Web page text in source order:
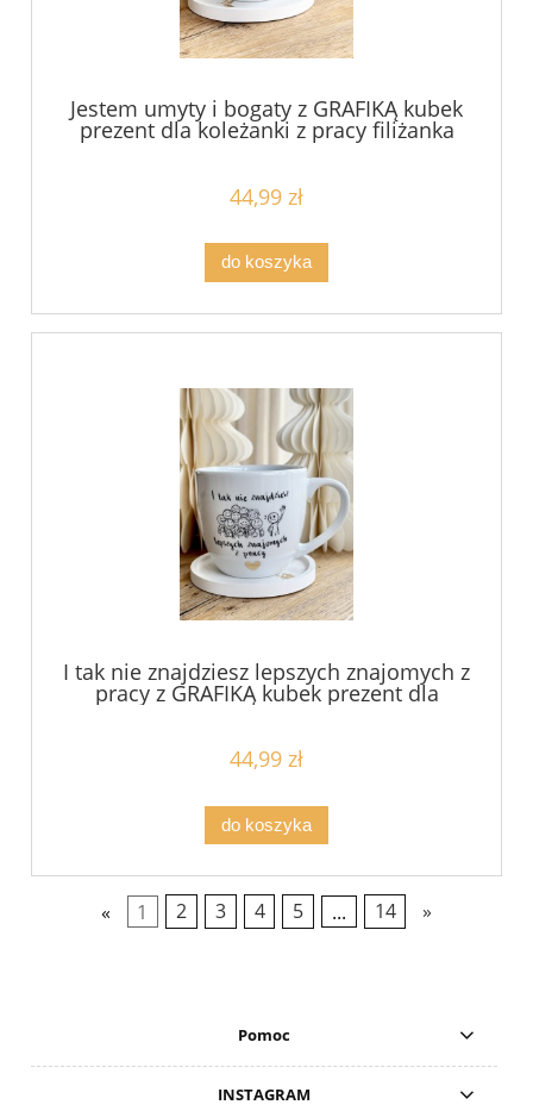
Jestem umyty i bogaty z GRAFIKĄ kubek
prezent dla koleżanki z pracy filiżanka
pojemność do wyboru
44,99 zł
do koszyka
I tak nie znajdziesz lepszych znajomych z
pracy z GRAFIKĄ kubek prezent dla
kolegi z pracy filiżanka pojemność do
44,99 zł
do koszyka
« 1 2 3 4 5 ... 14 »
Pomoc
INSTAGRAM